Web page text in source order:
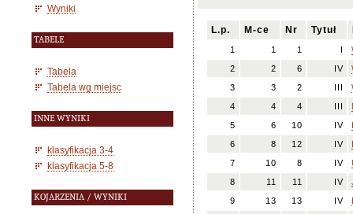
Wyniki
TABELE
Tabela
Tabela wg miejsc
INNE WYNIKI
klasyfikacja 3-4
klasyfikacja 5-8
KOJARZENIA / WYNIKI
L.p. M-ce Nr Tytuł
1 1 1 I
2
2 6 IV
3
3 2 III
4
4 4 III
5
6 10 IV
6
8 12 IV
7
10 8 IV
8
11 11 IV
9
13 13 IV